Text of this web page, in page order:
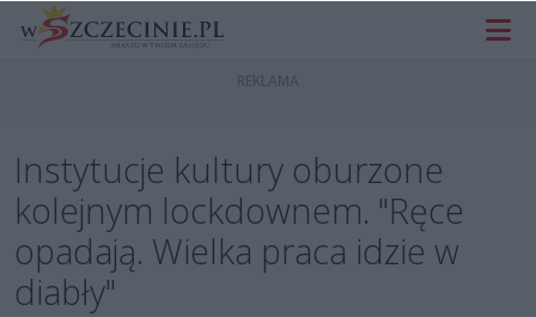
Instytucje kultury oburzone
kolejnym lockdownem. "Ręce
opadają. Wielka praca idzie w
diabły"